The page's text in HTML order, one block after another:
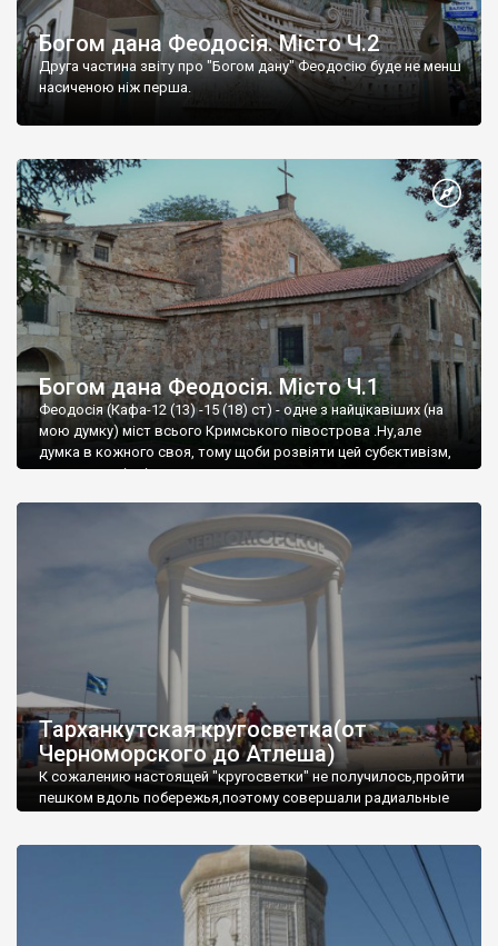
Богом дана Феодосія. Місто Ч.2
Друга частина звіту про "Богом дану" Феодосію буде не менш
насиченою ніж перша.
Богом дана Феодосія. Місто Ч.1
Феодосія (Кафа-12 (13) -15 (18) ст) - одне з найцікавіших (на
мою думку) міст всього Кримського півострова .Ну,але
думка в кожного своя, тому щоби розвіяти цей субєктивізм,
запрошую відвідати це
Тарханкутская кругосветка(от
Черноморского до Атлеша)
К сожалению настоящей "кругосветки" не получилось,пройти
пешком вдоль побережья,поэтому совершали радиальные